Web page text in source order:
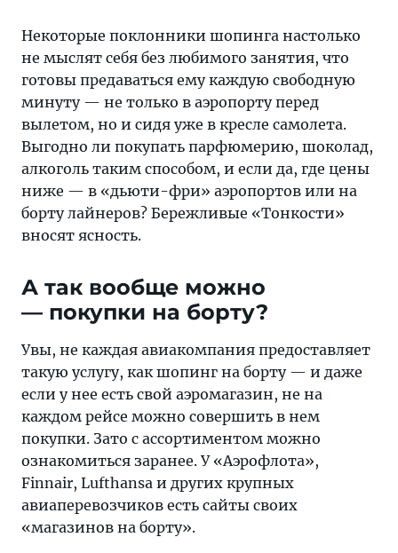
ниже —
аэропортов
или
борту
лайнеров?
Некоторые поклонники шопинга настолько
не мыслят себя без любимого занятия, что
готовы предаваться ему каждую свободную
минуту — не только в аэропорту перед
вылетом, но и сидя уже в кресле самолета.
Выгодно ли покупать парфюмерию, шоколад,
алкоголь таким способом, и если да, где цены
ниже — в «дьюти-фри» аэропортов или на
борту лайнеров? Бережливые «Тонкости»
вносят ясность.
А так вообще можно
— покупки на борту?
Увы, не каждая авиакомпания предоставляет
такую услугу, как шопинг на борту — и даже
если у нее есть свой аэромагазин, не на
каждом рейсе можно совершить в нем
покупки. Зато с ассортиментом можно
ознакомиться заранее. У «Аэрофлота»,
Finnair, Lufthansa и других крупных
авиаперевозчиков есть сайты своих
«магазинов на борту».